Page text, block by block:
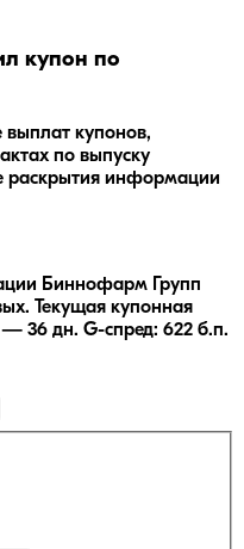
купон по
купонов,
по выпуску
раскрытия информации
Биннофарм Групп
Текущая купонная
— 36 дн. G-спред: 622 б.п.